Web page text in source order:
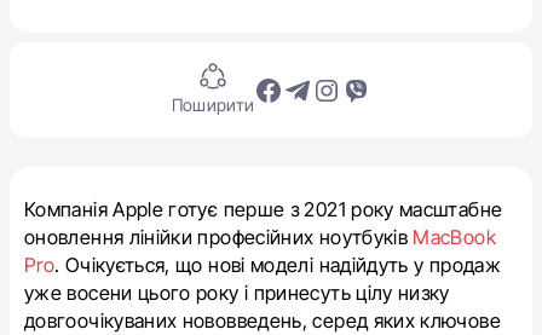
Поширити
Компанія Apple готує перше з 2021 року масштабне
оновлення лінійки професійних ноутбуків MacBook
Pro. Очікується, що нові моделі надійдуть у продаж
уже восени цього року і принесуть цілу низку
довгоочікуваних нововведень, серед яких ключове